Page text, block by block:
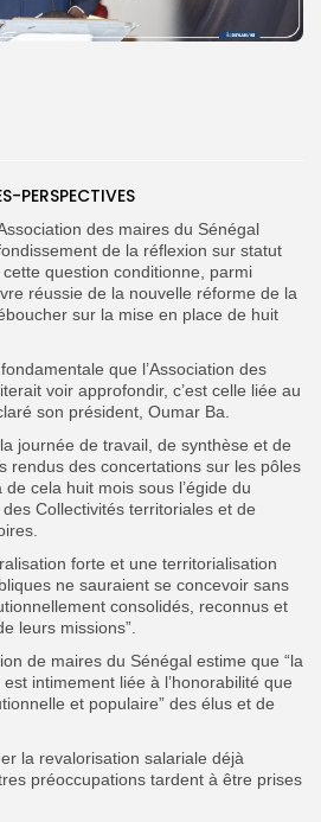
Search
Button
PERSPECTIVES
des maires du Sénégal
de la réflexion sur statut
question conditionne, parmi
réussie de la nouvelle réforme de la
sur la mise en place de huit
que l’Association des
voir approfondir, c’est celle liée au
son président, Oumar Ba.
journée de travail, de synthèse et de
rendus des concertations sur les pôles
cela huit mois sous l’égide du
Collectivités territoriales et de
forte et une territorialisation
ne sauraient se concevoir sans
consolidés, reconnus et
leurs missions”.
de maires du Sénégal estime que “la
intimement liée à l’honorabilité que
et populaire” des élus et de
la revalorisation salariale déjà
préoccupations tardent à être prises